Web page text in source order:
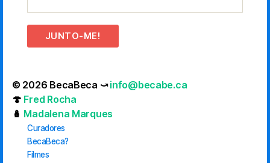
JUNTO-ME!
© 2026 BecaBeca ⤻info@becabe.ca
🍄 Fred Rocha
🪆 Madalena Marques
Curadores
BecaBeca?
Filmes